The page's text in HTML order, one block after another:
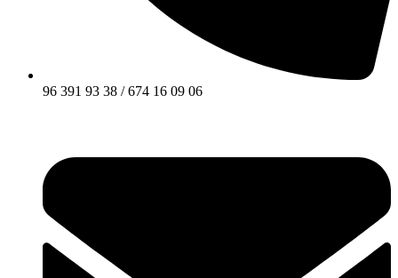
96 391 93 38 / 674 16 09 06